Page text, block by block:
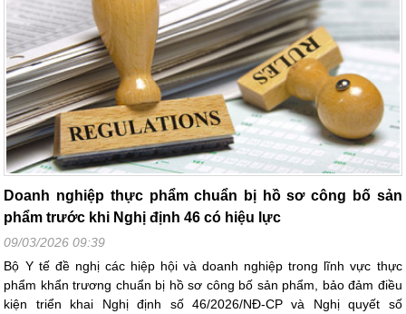
Doanh nghiệp thực phẩm chuẩn bị hồ sơ công bố sản
phẩm trước khi Nghị định 46 có hiệu lực
09/03/2026 09:39
Bộ Y tế đề nghị các hiệp hội và doanh nghiệp trong lĩnh vực thực
phẩm khẩn trương chuẩn bị hồ sơ công bố sản phẩm, bảo đảm điều
kiện triển khai Nghị định số 46/2026/NĐ-CP và Nghị quyết số